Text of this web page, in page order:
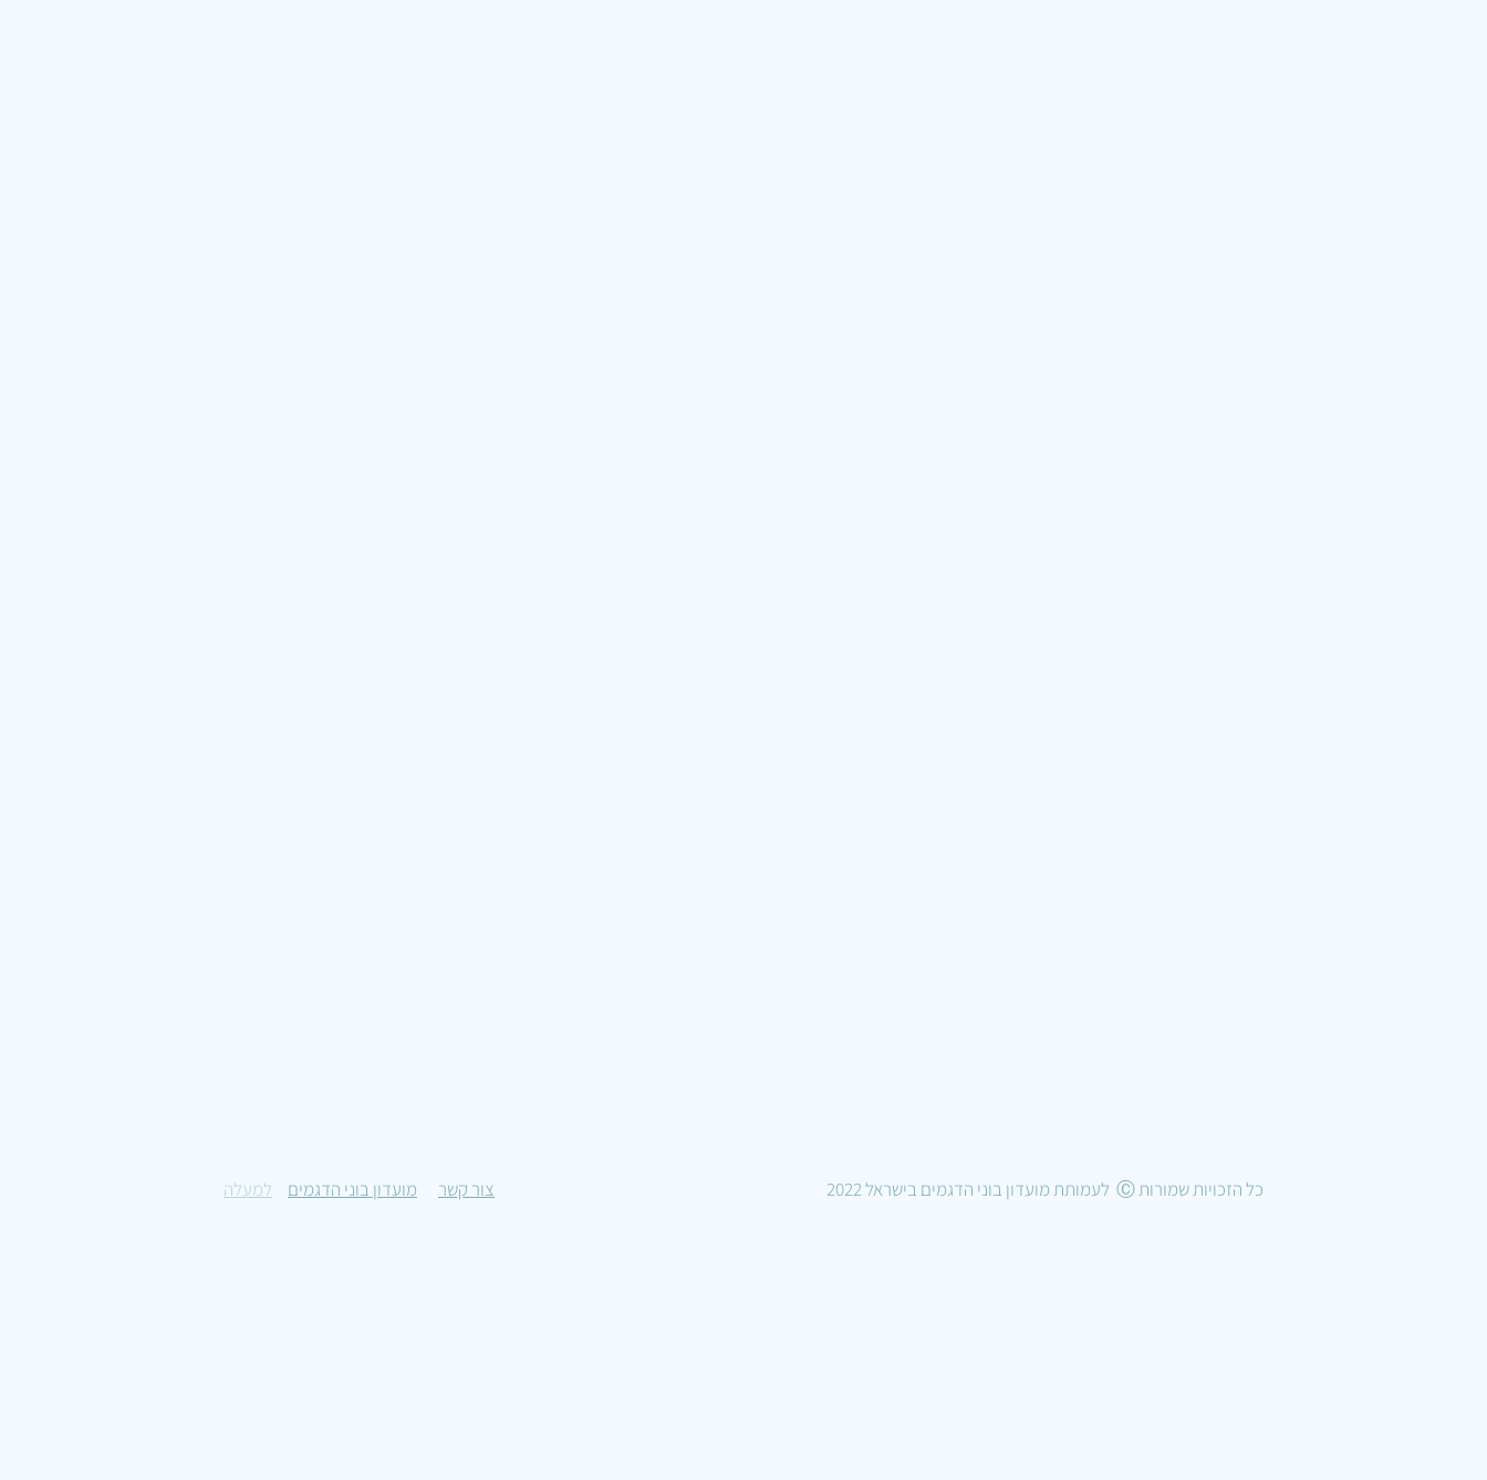
למעלה מועדון בוני הדגמים צור קשר כל הזכויות שמורות Ⓒ לעמותת מועדון בוני הדגמים בישראל 2022